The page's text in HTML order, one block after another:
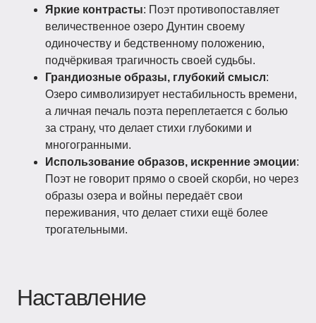
Яркие контрасты: Поэт противопоставляет
величественное озеро Дунтин своему
одиночеству и бедственному положению,
подчёркивая трагичность своей судьбы.
Грандиозные образы, глубокий смысл:
Озеро символизирует нестабильность времени,
а личная печаль поэта переплетается с болью
за страну, что делает стихи глубокими и
многогранными.
Использование образов, искренние эмоции:
Поэт не говорит прямо о своей скорби, но через
образы озера и войны передаёт свои
переживания, что делает стихи ещё более
трогательными.
Наставление